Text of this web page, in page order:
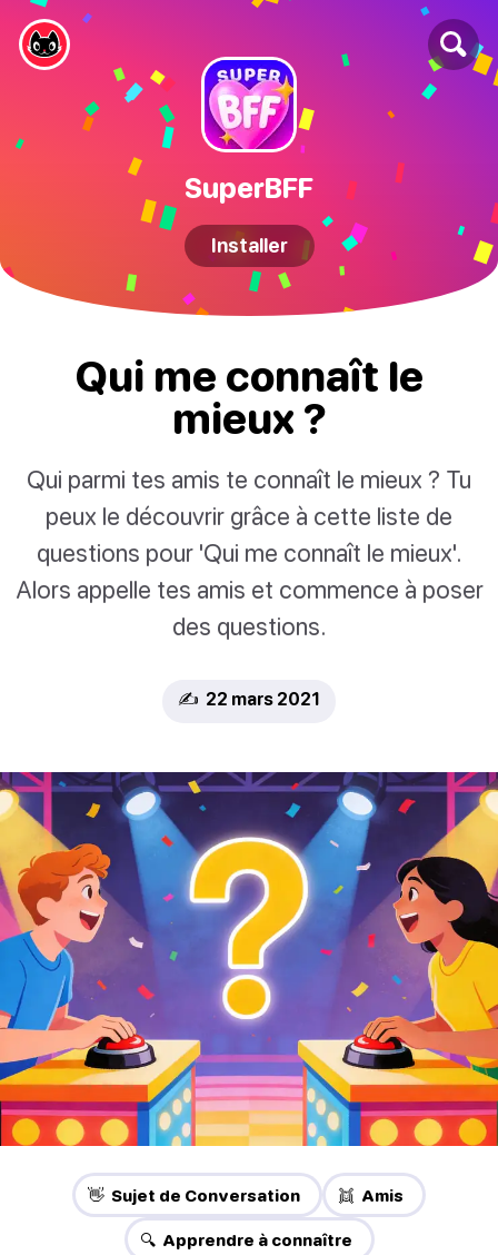
SuperBFF
Installer
Qui me connaît le
mieux ?
Qui parmi tes amis te connaît le mieux ? Tu
peux le découvrir grâce à cette liste de
questions pour 'Qui me connaît le mieux'.
Alors appelle tes amis et commence à poser
des questions.
✍️ 22 mars 2021
👋 Sujet de Conversation 👯 Amis
🔍 Apprendre à connaître